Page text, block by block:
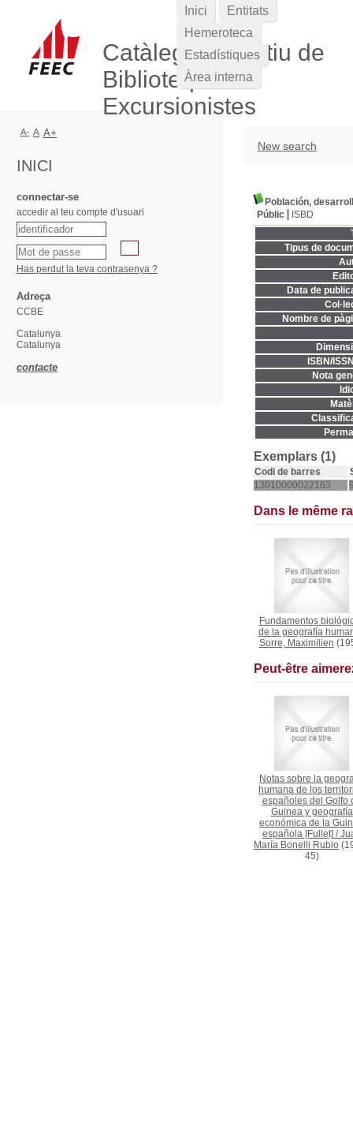
Catàleg Col·lectiu de
Biblioteques
Excursionistes
New search
Población,
Públic
ISBD
Tipus de
Data de
Nombre de
ISBN/
Nota
Exemplars (1)
Codi de barres
13010000022163
Dans le même
Fundamentos
de la geografía
Sorre, Maximilien
Peut-être
Notas sobre la
humana de los
españoles del Golfo
Guinea y geografía
económica de la
española [Fullet] /
María Bonelli Rubio
45)
Inici
Entitats
Hemeroteca
Estadístiques
Àrea interna
A- A A+
INICI
connectar-se
accedir al teu compte d'usuari
Has perdut la teva contrasenya ?
Adreça
CCBE
Catalunya
Catalunya
contacte